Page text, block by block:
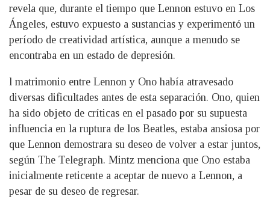
revela que, durante el tiempo que Lennon estuvo en Los
Ángeles, estuvo expuesto a sustancias y experimentó un
período de creatividad artística, aunque a menudo se
encontraba en un estado de depresión.
l matrimonio entre Lennon y Ono había atravesado
diversas dificultades antes de esta separación. Ono, quien
ha sido objeto de críticas en el pasado por su supuesta
influencia en la ruptura de los Beatles, estaba ansiosa por
que Lennon demostrara su deseo de volver a estar juntos,
según The Telegraph. Mintz menciona que Ono estaba
inicialmente reticente a aceptar de nuevo a Lennon, a
pesar de su deseo de regresar.